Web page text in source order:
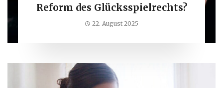
Reform des Glücksspielrechts?
22. August 2025